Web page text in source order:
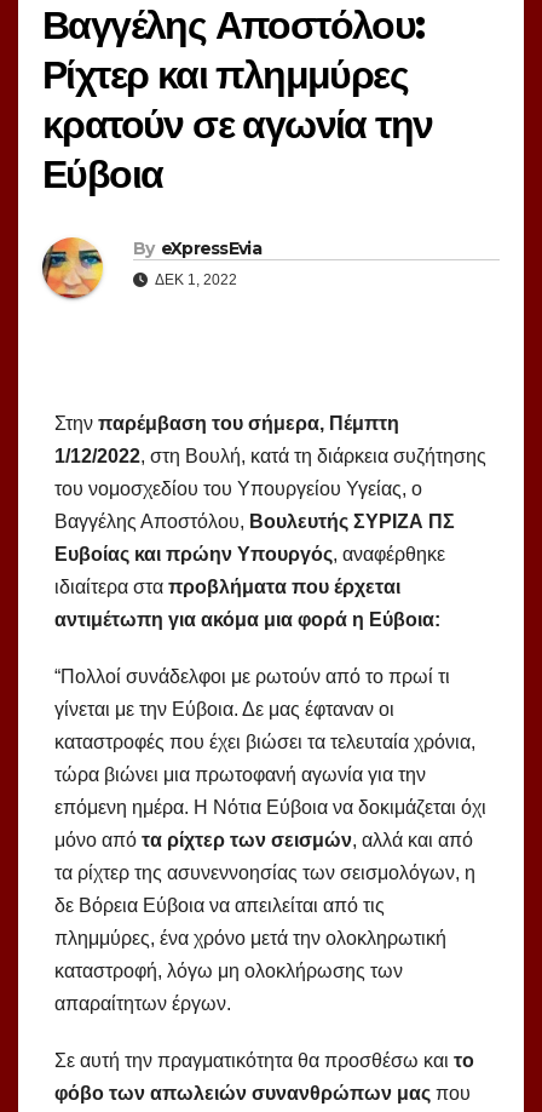
Βαγγέλης Αποστόλου:
Ρίχτερ και πλημμύρες
κρατούν σε αγωνία την
Εύβοια
By eXpressEvia
ΔΕΚ 1, 2022
Στην παρέμβαση του σήμερα, Πέμπτη
1/12/2022, στη Βουλή, κατά τη διάρκεια συζήτησης
του νομοσχεδίου του Υπουργείου Υγείας, ο
Βαγγέλης Αποστόλου, Βουλευτής ΣΥΡΙΖΑ ΠΣ
Ευβοίας και πρώην Υπουργός, αναφέρθηκε
ιδιαίτερα στα προβλήματα που έρχεται
αντιμέτωπη για ακόμα μια φορά η Εύβοια:
“Πολλοί συνάδελφοι με ρωτούν από το πρωί τι
γίνεται με την Εύβοια. Δε μας έφταναν οι
καταστροφές που έχει βιώσει τα τελευταία χρόνια,
τώρα βιώνει μια πρωτοφανή αγωνία για την
επόμενη ημέρα. Η Νότια Εύβοια να δοκιμάζεται όχι
μόνο από τα ρίχτερ των σεισμών, αλλά και από
τα ρίχτερ της ασυνεννοησίας των σεισμολόγων, η
δε Βόρεια Εύβοια να απειλείται από τις
πλημμύρες, ένα χρόνο μετά την ολοκληρωτική
καταστροφή, λόγω μη ολοκλήρωσης των
απαραίτητων έργων.
Σε αυτή την πραγματικότητα θα προσθέσω και το
φόβο των απωλειών συνανθρώπων μας που